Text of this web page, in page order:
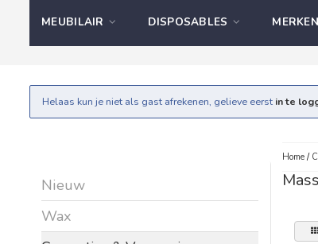
MEUBILAIR DISPOSABLES MERKEN
Helaas kun je niet als gast afrekenen, gelieve eerst in te
Nieuw
Wax
Home/